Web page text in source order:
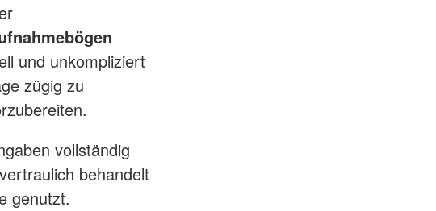
und unkompliziert
zügig zu
vollständig
behandelt
genutzt.